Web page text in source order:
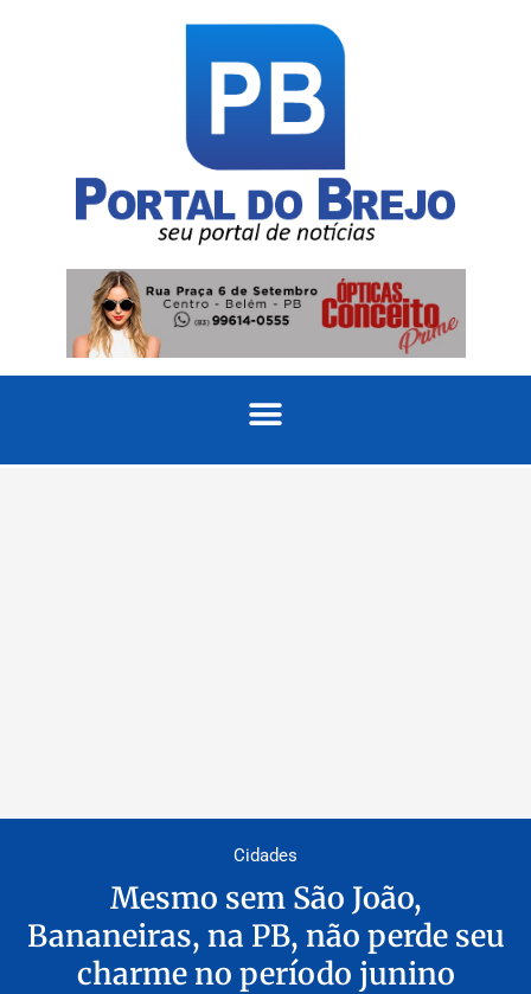
Cidades
Mesmo sem São João,
Bananeiras, na PB, não perde seu
charme no período junino